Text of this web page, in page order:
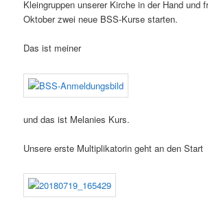
Kleingruppen unserer Kirche in der Hand und
Oktober zwei neue BSS-Kurse starten.
Das ist meiner
und das ist Melanies Kurs.
Unsere erste Multiplikatorin geht an den Start